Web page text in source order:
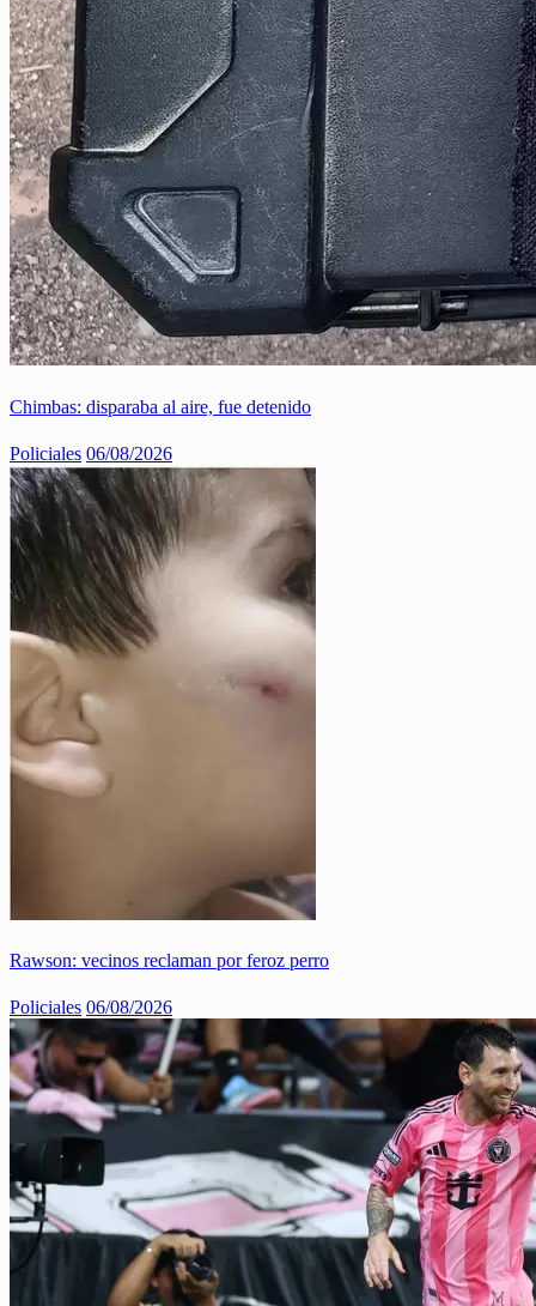
Chimbas: disparaba al aire, fue detenido
Policiales 06/08/2026
Rawson: vecinos reclaman por feroz perro
Policiales 06/08/2026